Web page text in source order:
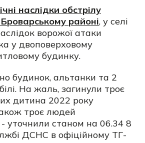
наслідки обстрілу
районі, у селі
ворожої атаки
у двоповерховому
будинку.
будинок, альтанки та 2
На жаль, загинули троє
дитина 2022 року
троє людей
уточнили станом на 06.34 8
ДСНС в офіційному ТГ-